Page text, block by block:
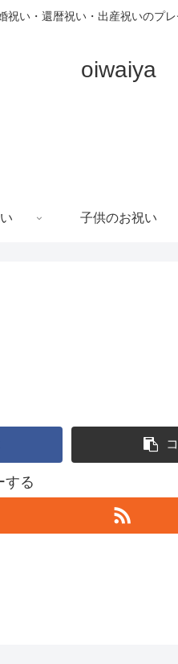
祝い・還暦祝い・出産祝いのプ
oiwaiya
子供のお祝い
する